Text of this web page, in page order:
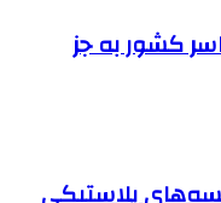
تیر در سراسر کشور به جز
پلاستیکی